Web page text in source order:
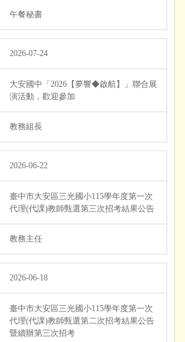
午餐秘書
2026-07-24
大安國中「2026【夢響◆啟航】」聯合展
演活動，歡迎參加
教務組長
2026-06-22
臺中市大安區三光國小115學年度第一次
代理(代課)教師甄選第三次招考結果公告
教務主任
2026-06-18
臺中市大安區三光國小115學年度第一次
代理(代課)教師甄選第二次招考結果公告
暨續辦第三次招考